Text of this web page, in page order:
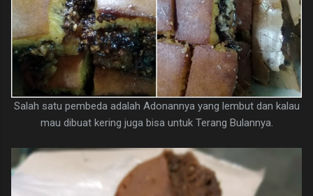
Salah satu pembeda adalah Adonannya yang lembut dan kalau
mau dibuat kering juga bisa untuk Terang Bulannya.